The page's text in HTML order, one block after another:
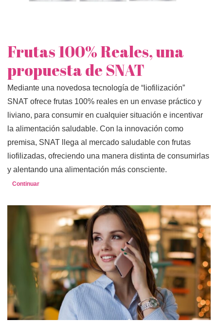
Frutas 100% Reales, una
propuesta de SNAT
Mediante una novedosa tecnología de “liofilización”
SNAT ofrece frutas 100% reales en un envase práctico y
liviano, para consumir en cualquier situación e incentivar
la alimentación saludable. Con la innovación como
premisa, SNAT llega al mercado saludable con frutas
liofilizadas, ofreciendo una manera distinta de consumirlas
y alentando una alimentación más consciente.
Continuar